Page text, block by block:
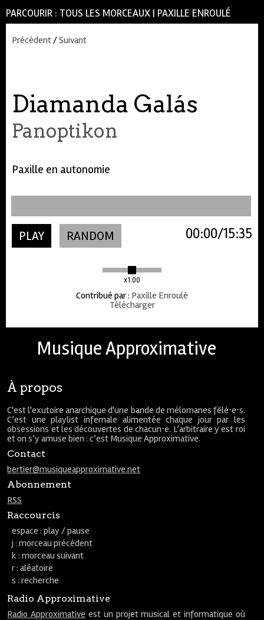
PARCOURIR : TOUS LES MORCEAUX | PAXILLE ENROULÉ
Précédent/Suivant
Diamanda Galás
Panoptikon
Paxille en autonomie
PLAY RANDOM
x1.00
15:35
00:00
Contribué par: Paxille Enroulé
Télécharger
Musique Approximative
À propos
C'est l'exutoire anarchique d'une bande de mélomanes fêlé⋅e⋅s.
C’est une playlist infernale alimentée chaque jour par les
obsessions et les découvertes de chacun⋅e. L’arbitraire y est roi
et on s’y amuse bien : c’est Musique Approximative.
Contact
bertier@musiqueapproximative.net
Abonnement
RSS
Raccourcis
espace : play / pause
j : morceau précédent
k : morceau suivant
r : aléatoire
s : recherche
Radio Approximative
Radio Approximative est un projet musical et informatique où